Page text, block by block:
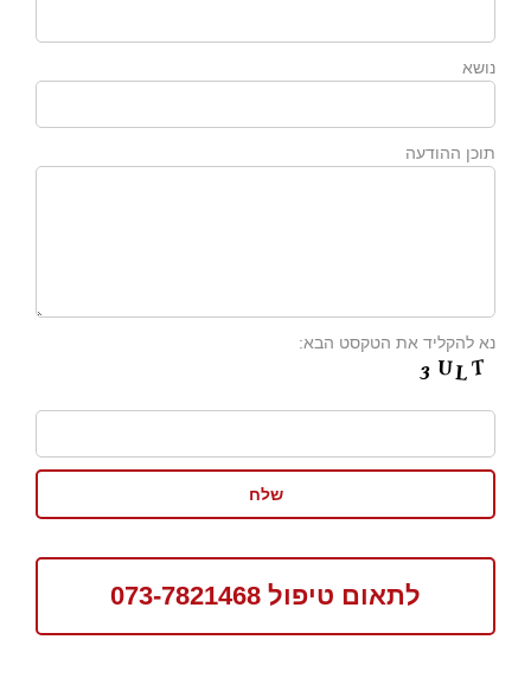
נושא
תוכן ההודעה
נא להקליד את הטקסט הבא:
לתאום טיפול 073-7821468